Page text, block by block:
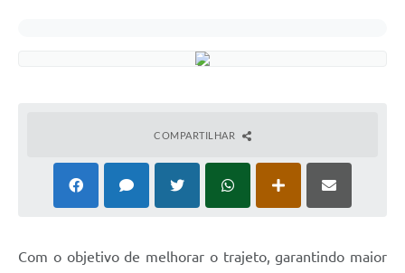
COMPARTILHAR
Com o objetivo de melhorar o trajeto, garantindo maior